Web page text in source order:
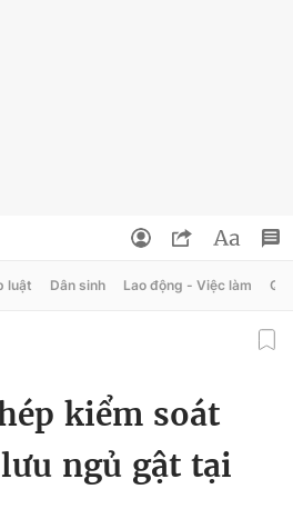
luật Dân sinh Lao động - Việc làm
kiểm soát
ngủ gật tại